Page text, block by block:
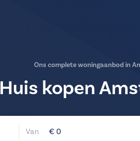
Ons complete woningaanbod in
Huis kopen
€ 0